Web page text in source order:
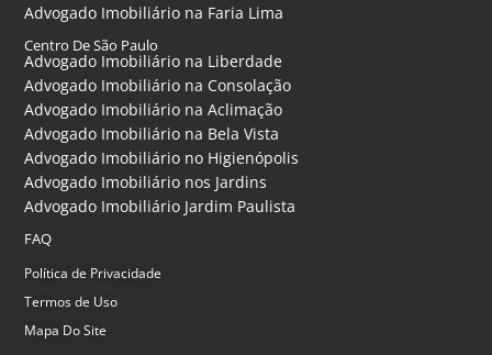
Advogado Imobiliário na Faria Lima
Centro De São Paulo
Advogado Imobiliário na Liberdade
Advogado Imobiliário na Consolação
Advogado Imobiliário na Aclimação
Advogado Imobiliário na Bela Vista
Advogado Imobiliário no Higienópolis
Advogado Imobiliário nos Jardins
Advogado Imobiliário Jardim Paulista
FAQ
Política de Privacidade
Termos de Uso
Mapa Do Site